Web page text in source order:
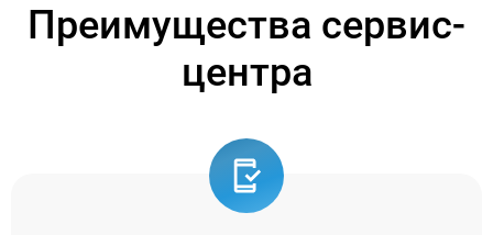
Преимущества сервис-
центра